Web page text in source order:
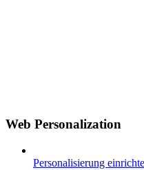
Web Personalization
Personalisierung